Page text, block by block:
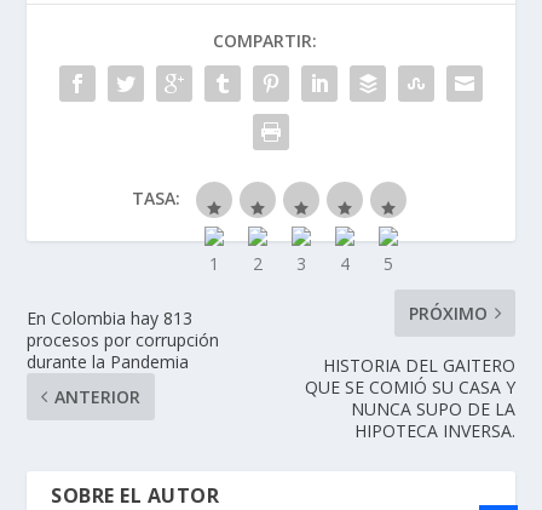
COMPARTIR:
TASA:
En Colombia hay 813
procesos por corrupción
durante la Pandemia
ANTERIOR
PRÓXIMO
HISTORIA DEL GAITERO
QUE SE COMIÓ SU CASA Y
NUNCA SUPO DE LA
HIPOTECA INVERSA.
SOBRE EL AUTOR